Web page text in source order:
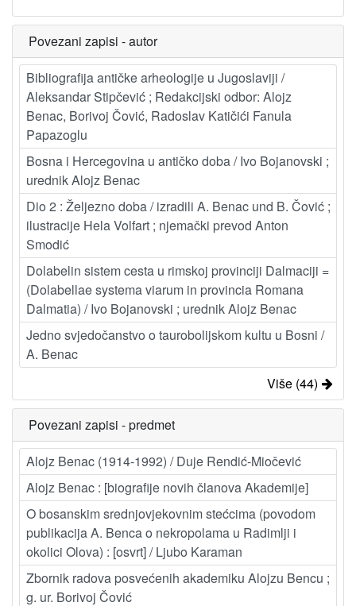
Povezani zapisi - autor
Bibliografija antičke arheologije u Jugoslaviji /
Aleksandar Stipčević ; Redakcijski odbor: Alojz
Benac, Borivoj Čović, Radoslav Katičići Fanula
Papazoglu
Bosna i Hercegovina u antičko doba / Ivo Bojanovski ;
urednik Alojz Benac
Dio 2 : Željezno doba / izradili A. Benac und B. Čović ;
ilustracije Hela Volfart ; njemački prevod Anton
Smodić
Dolabelin sistem cesta u rimskoj provinciji Dalmaciji =
(Dolabellae systema viarum in provincia Romana
Dalmatia) / Ivo Bojanovski ; urednik Alojz Benac
Jedno svjedočanstvo o taurobolijskom kultu u Bosni /
A. Benac
Više (44)
Povezani zapisi - predmet
Alojz Benac (1914-1992) / Duje Rendić-Miočević
Alojz Benac : [biografije novih članova Akademije]
O bosanskim srednjovjekovnim stećcima (povodom
publikacija A. Benca o nekropolama u Radimlji i
okolici Olova) : [osvrt] / Ljubo Karaman
Zbornik radova posvećenih akademiku Alojzu Bencu ;
g. ur. Borivoj Čović